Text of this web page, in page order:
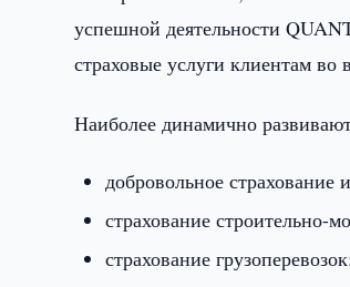
успешной деятельности
страховые услуги клиентам во
Наиболее динамично
добровольное страхование
страхование строительно-
страхование